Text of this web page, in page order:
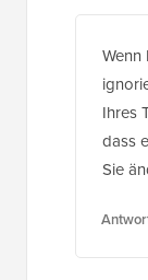
Wenn
Ihres
dass
Sie